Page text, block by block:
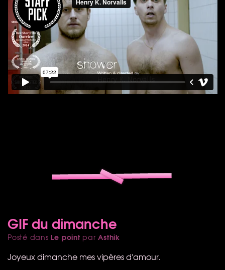
GIF du dimanche
Posté dans Le point parAsthik
Joyeux dimanche mes vipères d'amour.